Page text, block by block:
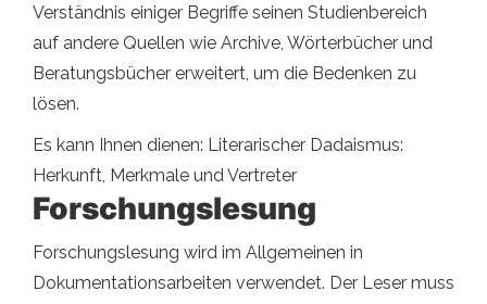
Verständnis einiger Begriffe seinen Studienbereich
auf andere Quellen wie Archive, Wörterbücher und
Beratungsbücher erweitert, um die Bedenken zu
lösen.
Es kann Ihnen dienen: Literarischer Dadaismus:
Herkunft, Merkmale und Vertreter
Forschungslesung
Forschungslesung wird im Allgemeinen in
Dokumentationsarbeiten verwendet. Der Leser muss